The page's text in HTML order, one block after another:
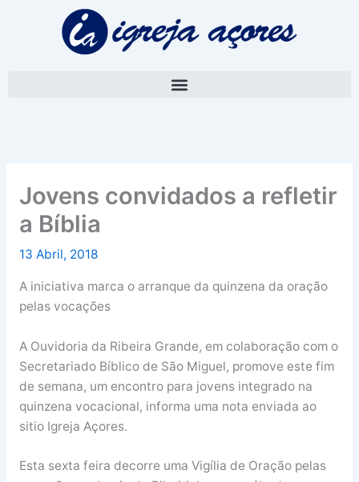
Jovens convidados a refletir
a Bíblia
13 Abril, 2018
A iniciativa marca o arranque da quinzena da oração
pelas vocações
A Ouvidoria da Ribeira Grande, em colaboração com o
Secretariado Bíblico de São Miguel, promove este fim
de semana, um encontro para jovens integrado na
quinzena vocacional, informa uma nota enviada ao
sitio Igreja Açores.
Esta sexta feira decorre uma Vigília de Oração pelas